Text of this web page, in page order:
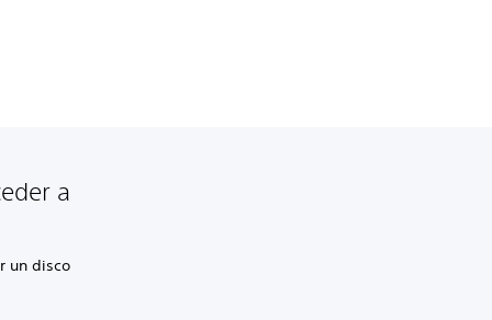
a
un disco